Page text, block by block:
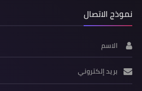
نموذج الاتصال
الاسم
بريد إلكتروني